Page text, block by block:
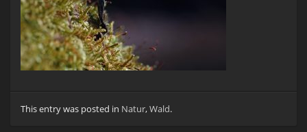
This entry was posted in Natur,Wald.